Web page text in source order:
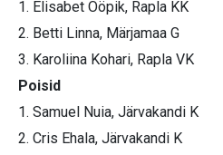
1. Elisabet Ööpik, Rapla KK
2. Betti Linna, Märjamaa G
3. Karoliina Kohari, Rapla VK
Poisid
1. Samuel Nuia, Järvakandi K
2. Cris Ehala, Järvakandi K